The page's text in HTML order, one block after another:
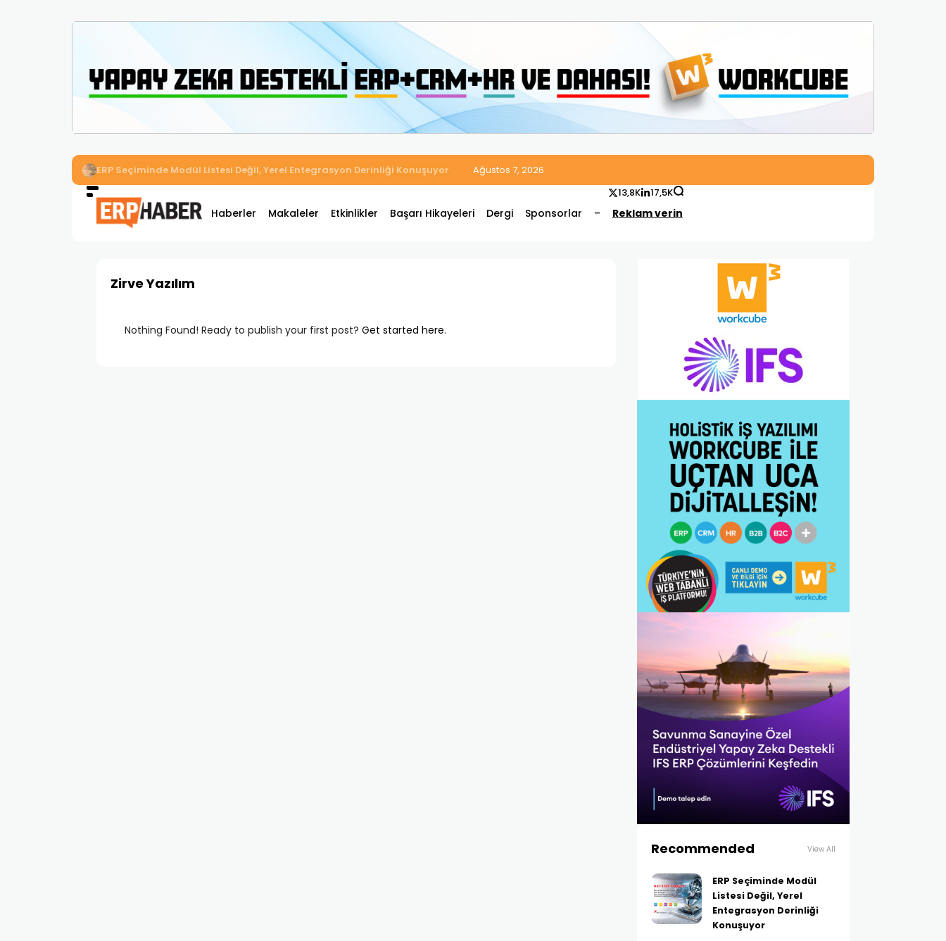
İkizler Aydınlatma, Workcube ERP ile Üretim, Satış ve Muhasebe Süreçlerini Tek Platformda Birleştirdi
Ağustos 7, 2026
Haberler Makaleler Etkinlikler Başarı Hikayeleri Dergi Sponsorlar – Reklam verin
13,8K 17,5K
Zirve Yazılım
Nothing Found! Ready to publish your first post? Get started here.
Recommended View All
ERP Seçiminde Modül
Listesi Değil, Yerel
Entegrasyon Derinliği
Konuşuyor